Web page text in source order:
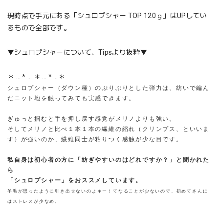
現時点で手元にある「シュロプシャー TOP 120ｇ」はUPしてい
るもので全部です。
▼シュロプシャーについて、Tipsより抜粋▼
＊ … * … ＊ … * …＊
シュロプシャー（ダウン種）のぷりぷりとした弾力は、紡いで編ん
だニット地を触ってみても実感できます。
ぎゅっと掴むと手を押し戻す感覚がメリノよりも強い。
そしてメリノと比べ１本１本の繊維の縮れ（クリンプス、といいま
す）が強いのか、繊維同士が粘りつく感触が少な目です。
私自身は初心者の方に「紡ぎやすいのはどれですか？」と聞かれた
ら
「シュロプシャー」をおススメしています。
羊毛が思ったように引き出せないのよキー！てなることが少ないので、初めてさんに
はストレスが少なめ。